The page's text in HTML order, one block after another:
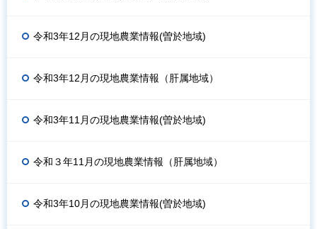
令和3年12月の現地農業情報(曽於地域)
令和3年12月の現地農業情報（肝属地域）
令和3年11月の現地農業情報(曽於地域)
令和３年11月の現地農業情報（肝属地域）
令和3年10月の現地農業情報(曽於地域)